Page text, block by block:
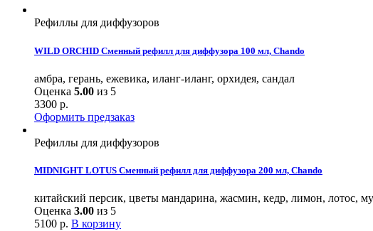
Рефиллы для диффузоров
WILD ORCHID Сменный рефилл для диффузора 100 мл, Chando
амбра, герань, ежевика, иланг-иланг, орхидея, сандал
Оценка 5.00 из 5
3300 р.
Оформить предзаказ
Рефиллы для диффузоров
MIDNIGHT LOTUS Сменный рефилл для диффузора 200 мл, Chando
китайский персик, цветы мандарина, жасмин, кедр, лимон, лотос,
Оценка 3.00 из 5
5100 р. В корзину